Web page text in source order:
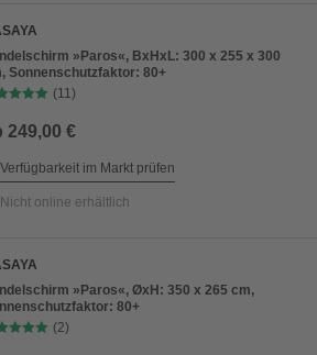
»Paros«, BxHxL: 300 x 255 x 300
Sonnenschutzfaktor: 80+
(11)
249,00 €
Verfügbarkeit im Markt prüfen
Nicht online erhältlich
»Paros«, ØxH: 350 x 265 cm,
80+
(2)